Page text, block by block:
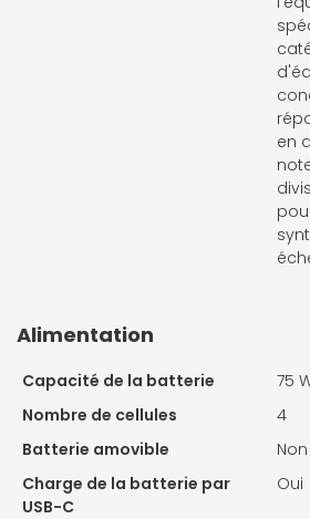
en
Alimentation
Capacité de la batterie
75
Nombre de cellules
4
Batterie amovible
Non
Charge de la batterie par
USB-C
Oui